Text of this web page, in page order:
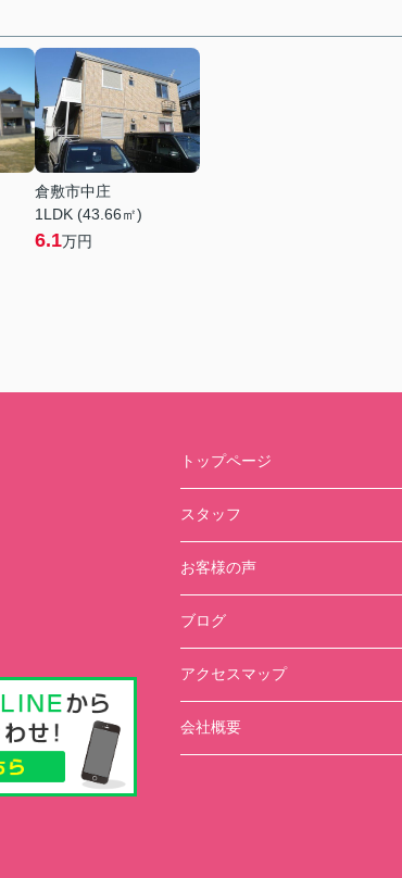
倉敷市中庄
1LDK (43.66㎡)
6.1万円
トップページ
スタッフ
お客様の声
ブログ
アクセスマップ
会社概要